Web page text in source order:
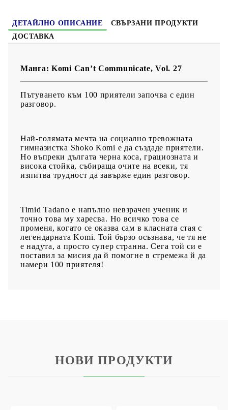
ДЕТАЙЛНО ОПИСАНИЕ
СВЪРЗАНИ ПРОДУКТИ
ДОСТАВКА
Манга: Komi Can’t Communicate, Vol. 27
Пътуването към 100 приятели започва с един
разговор.
Най-голямата мечта на социално тревожната
гимназистка Shoko Komi е да създаде приятели.
Но въпреки дългата черна коса, грациозната и
висока стойка, събираща очите на всеки, тя
изпитва трудност да завърже един разговор.
Timid Tadano e напълно невзрачен ученик и
точно това му харесва. Но всичко това се
променя, когато се оказва сам в класната стая с
легендарната Komi. Той бързо осъзнава, че тя не
е надута, а просто супер странна. Сега той си е
поставил за мисия да й помогне в стремежа й да
намери 100 приятеля!
НОВИ ПРОДУКТИ